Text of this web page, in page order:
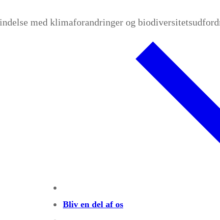
med klimaforandringer og
Bliv en del af os